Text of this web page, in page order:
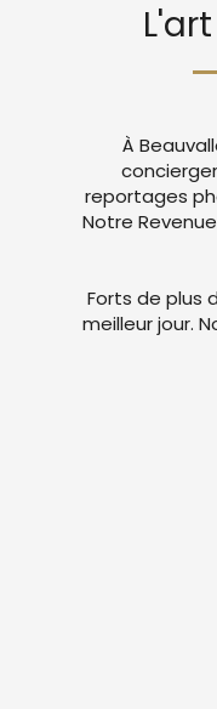
À
reportages
Notre
Forts de plus
meilleur jour.